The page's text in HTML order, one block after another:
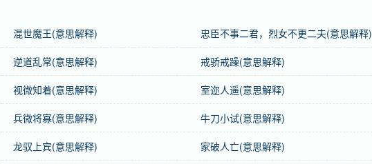
贬义，用于人。
混世魔王(意思解释) 忠臣不事二君，烈女不更二夫(意思解释)
逆道乱常(意思解释) 戒骄戒躁(意思解释)
视微知着(意思解释) 室迩人遥(意思解释)
兵微将寡(意思解释) 牛刀小试(意思解释)
龙驭上宾(意思解释) 家破人亡(意思解释)